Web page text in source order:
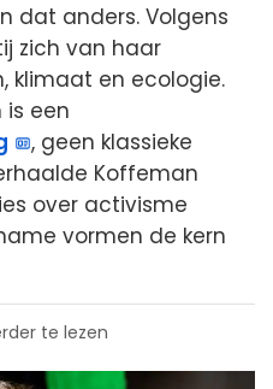
dat anders. Volgens
zich van haar
klimaat en ecologie.
is een
, geen klassieke
Koffeman
over activisme
vormen de kern
te lezen